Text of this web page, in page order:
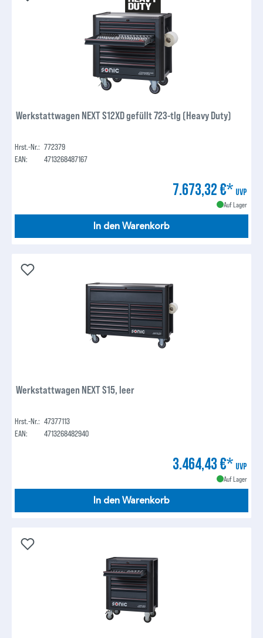
Werkstattwagen NEXT S12XD gefüllt 723-tlg (Heavy Duty)
Hrst.-Nr.: 772379
EAN:
4713268487167
7.673,32 €* UVP
Auf Lager
In den Warenkorb
Werkstattwagen NEXT S15, leer
Hrst.-Nr.: 47377113
EAN:
4713268482940
3.464,43 €* UVP
Auf Lager
In den Warenkorb